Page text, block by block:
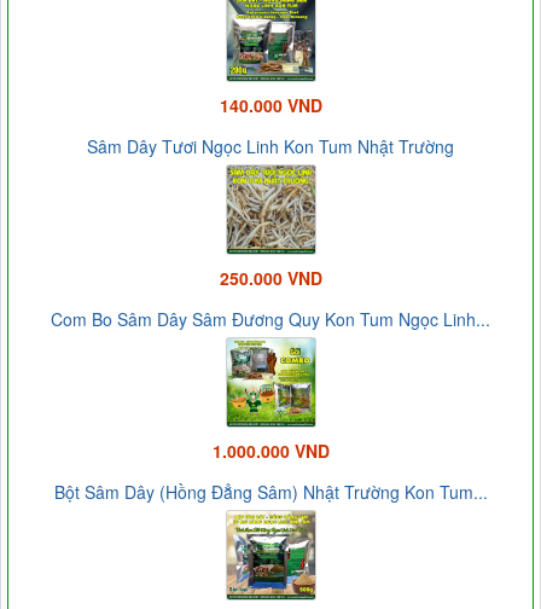
140.000 VND
Sâm Dây Tươi Ngọc Linh Kon Tum Nhật Trường
250.000 VND
Com Bo Sâm Dây Sâm Đương Quy Kon Tum Ngọc Linh...
1.000.000 VND
Bột Sâm Dây (Hồng Đẳng Sâm) Nhật Trường Kon Tum...